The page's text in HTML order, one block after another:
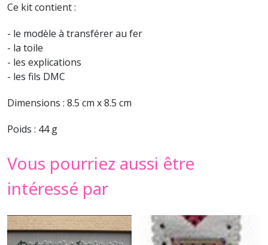
Ce kit contient :
- le modèle à transférer au fer
- la toile
- les explications
- les fils DMC
Dimensions : 8.5 cm x 8.5 cm
Poids : 44 g
Vous pourriez aussi être
intéressé par